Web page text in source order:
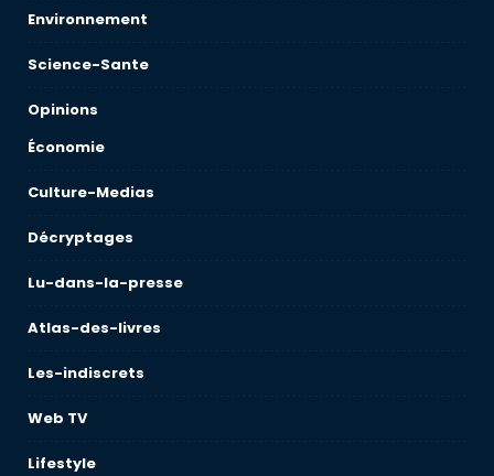
Environnement
Science-Sante
Opinions
Économie
Culture-Medias
Décryptages
Lu-dans-la-presse
Atlas-des-livres
Les-indiscrets
Web TV
Lifestyle